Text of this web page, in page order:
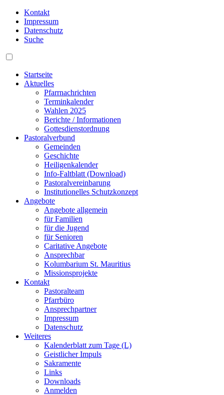
Kontakt
Impressum
Datenschutz
Suche
Startseite
Aktuelles
Pfarrnachrichten
Terminkalender
Wahlen 2025
Berichte / Informationen
Gottesdienstordnung
Pastoralverbund
Gemeinden
Geschichte
Heiligenkalender
Info-Faltblatt (Download)
Pastoralvereinbarung
Institutionelles Schutzkonzept
Angebote
Angebote allgemein
für Familien
für die Jugend
für Senioren
Caritative Angebote
Ansprechbar
Kolumbarium St. Mauritius
Missionsprojekte
Kontakt
Pastoralteam
Pfarrbüro
Ansprechpartner
Impressum
Datenschutz
Weiteres
Kalenderblatt zum Tage (L)
Geistlicher Impuls
Sakramente
Links
Downloads
Anmelden